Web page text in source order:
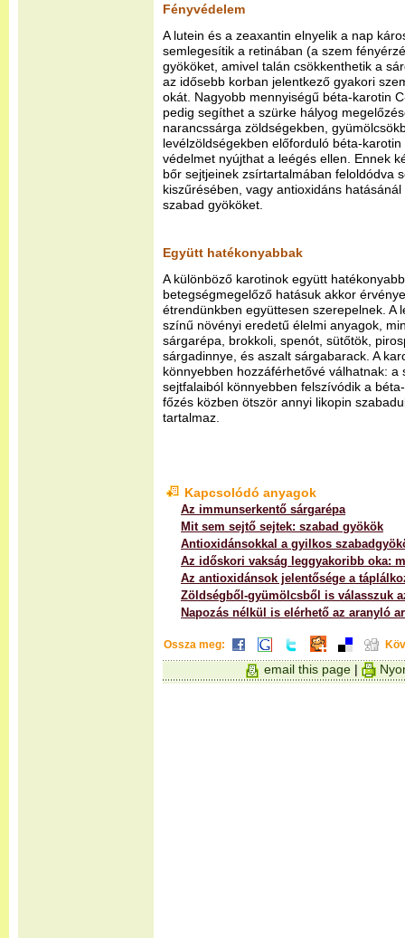
Fényvédelem
A lutein és a zeaxantin elnyelik a nap
semlegesítik a retinában (a szem
gyököket, amivel talán csökkenthetik a
az idősebb korban jelentkező gyakori
okát. Nagyobb mennyiségű béta-karotin
pedig segíthet a szürke hályog
narancssárga zöldségekben,
levélzöldségekben előforduló béta-
védelmet nyújthat a leégés ellen. Ennek
bőr sejtjeinek zsírtartalmában feloldódva
kiszűrésében, vagy antioxidáns
szabad gyököket.
Együtt hatékonyabbak
A különböző karotinok együtt
betegségmegelőző hatásuk akkor
étrendünkben együttesen szerepelnek. A
színű növényi eredetű élelmi anyagok,
sárgarépa, brokkoli, spenót, sütőtök,
sárgadinnye, és aszalt sárgabarack. A
könnyebben hozzáférhetővé válhatnak: a
sejtfalaiból könnyebben felszívódik a
főzés közben ötször annyi likopin
tartalmaz.
Kapcsolódó anyagok
Az immunserkentő sárgarépa
Mit sem sejtő sejtek: szabad gyökök
Antioxidánsokkal a gyilkos
Az időskori vakság leggyakoribb oka:
Az antioxidánsok jelentősége a
Zöldségből-gyümölcsből is válasszuk
Napozás nélkül is elérhető az aranyló
Ossza meg:
email this page|